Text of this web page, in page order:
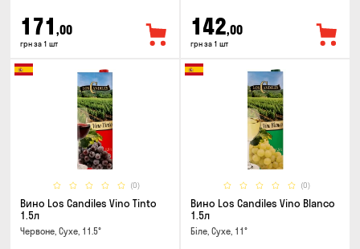
171 ,00
грн за 1 шт
142,00
грн за 1 шт
(0)
Вино Los Candiles Vino Tinto
1.5л
Червоне, Сухе, 11.5°
(0)
Вино Los Candiles Vino Blanco
1.5л
Біле, Сухе, 11°